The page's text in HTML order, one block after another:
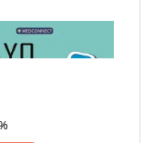
CLINIC. CARTEA
DESPRE DIABETUL